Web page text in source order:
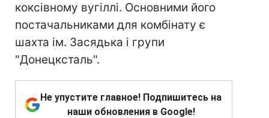
коксівному вугіллі. Основними його
постачальниками для комбінату є
шахта ім. Засядька і групи
"Донецксталь".
Не упустите главное! Подпишитесь на
наши обновления в Google!